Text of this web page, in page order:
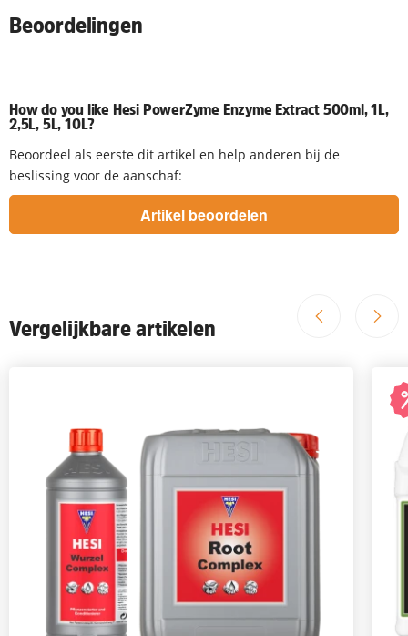
Beoordelingen
How do you like Hesi PowerZyme Enzyme Extract 500ml, 1L,
2,5L, 5L, 10L?
Beoordeel als eerste dit artikel en help anderen bij de
beslissing voor de aanschaf:
Vergelijkbare artikelen